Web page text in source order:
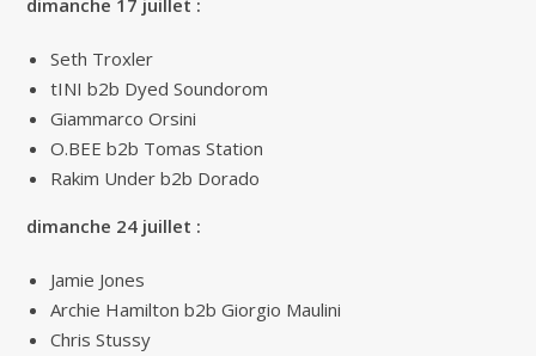
dimanche 17 juillet :
Seth Troxler
tINI b2b Dyed Soundorom
Giammarco Orsini
O.BEE b2b Tomas Station
Rakim Under b2b Dorado
dimanche 24 juillet :
Jamie Jones
Archie Hamilton b2b Giorgio Maulini
Chris Stussy